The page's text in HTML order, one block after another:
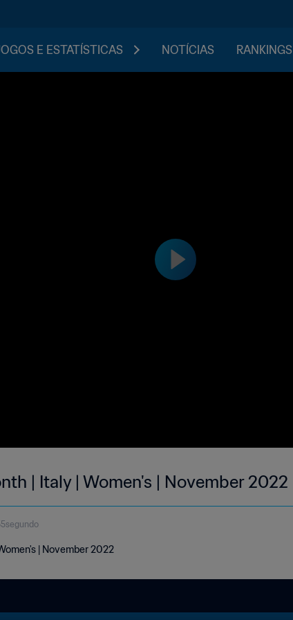
E ESTATÍSTICAS NOTÍCIAS RANKINGS
Goals of the Month | Italy | Women's | November 2022
| November 2022